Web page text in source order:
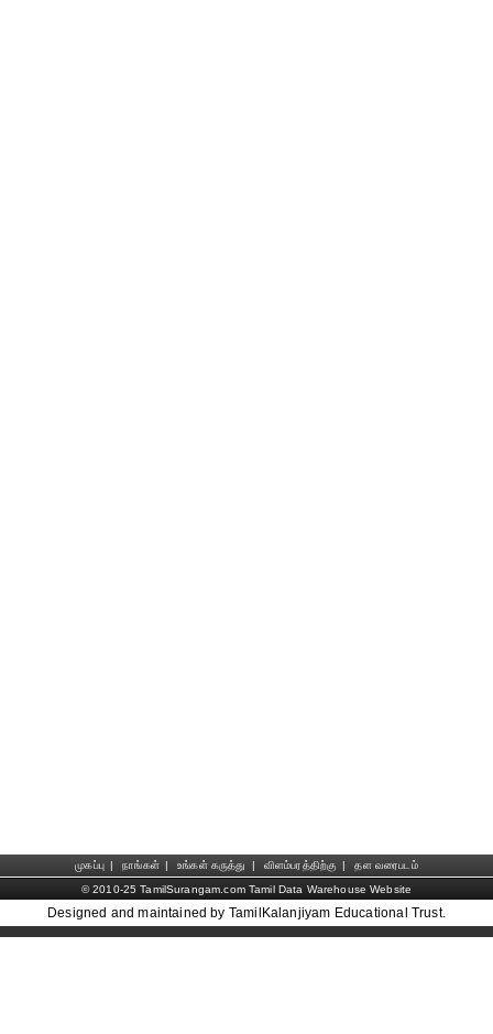
முகப்பு | நாங்கள் | உங்கள் கருத்து | விளம்பரத்திற்கு |
தள வரைபடம்
© 2010-25 TamilSurangam.com Tamil Data Warehouse Website
Designed and maintained by TamilKalanjiyam Educational Trust.